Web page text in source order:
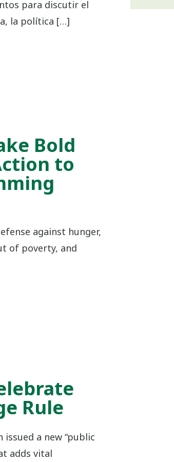
para discutir el
la política […]
Bold
to
against hunger,
of poverty, and
Rule
a new “public
adds vital